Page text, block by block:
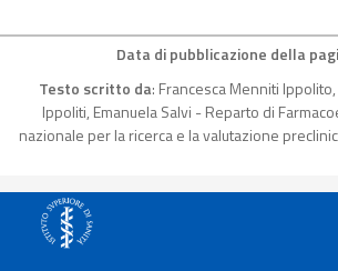
Data di pubblicazione della
Testo scritto da: Francesca Menniti
Ippoliti, Emanuela Salvi - Reparto di
nazionale per la ricerca e la valutazione